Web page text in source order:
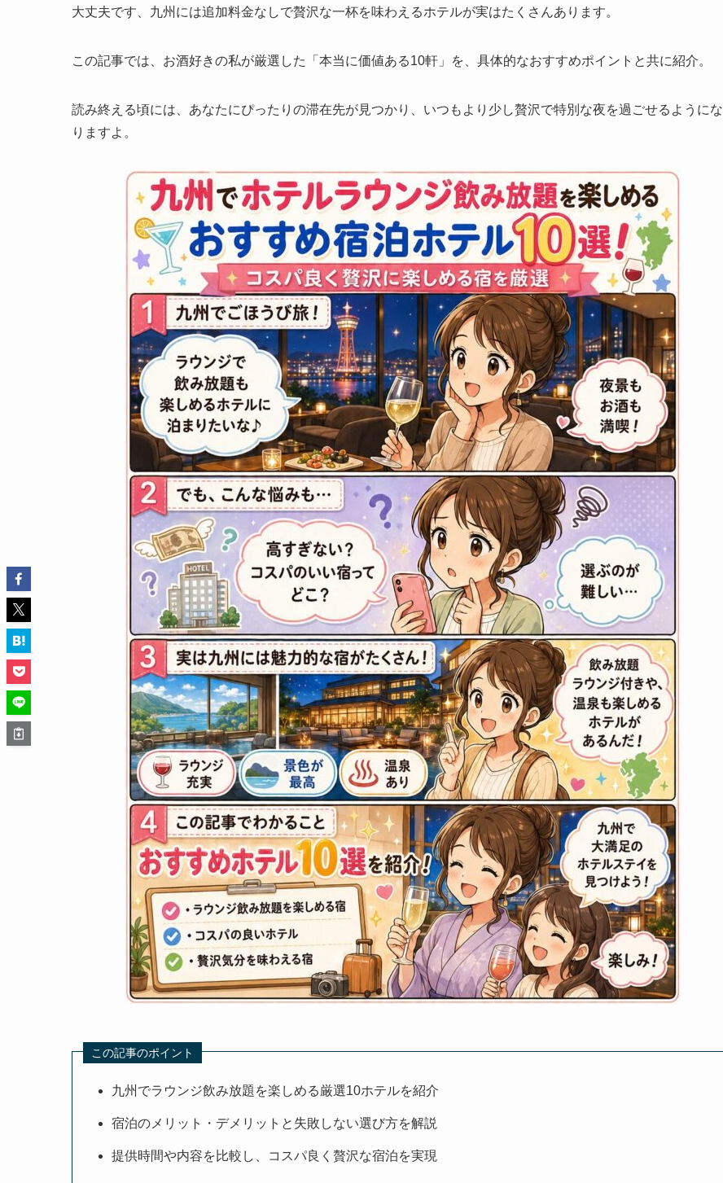
大丈夫です、九州には追加料金なしで贅沢な一杯を味わえるホテルが実はたくさんあります。
この記事では、お酒好きの私が厳選した「本当に価値ある10軒」を、具体的なおすすめポイントと共に紹介。
読み終える頃には、あなたにぴったりの滞在先が見つかり、いつもより少し贅沢で特別な夜を過ごせるようにな
りますよ。
この記事のポイント
九州でラウンジ飲み放題を楽しめる厳選10ホテルを紹介
宿泊のメリット・デメリットと失敗しない選び方を解説
提供時間や内容を比較し、コスパ良く贅沢な宿泊を実現